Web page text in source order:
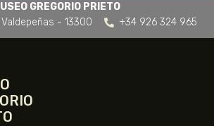
GREGORIO PRIETO
Valdepeñas - 13300
+34 926 324 965